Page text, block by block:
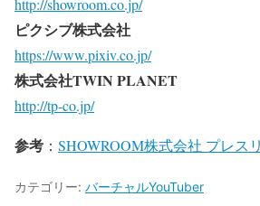
http://showroom.co.jp/
ピクシブ株式会社
https://www.pixiv.co.jp/
株式会社TWIN PLANET
http://tp-co.jp/
参考 ： SHOWROOM株式会社 プレス
カテゴリー: バーチャルYouTuber